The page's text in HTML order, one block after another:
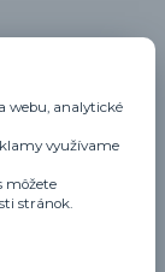
webu, analytické
využívame
môžete
stránok.